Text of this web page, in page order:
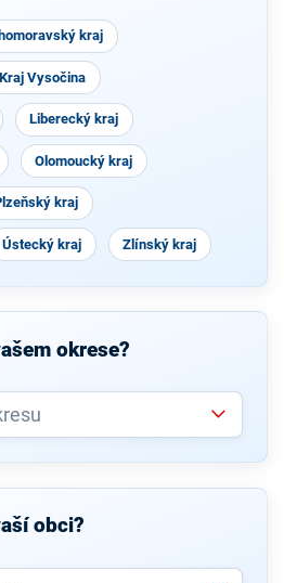
kraj
Kraj Vysočina
Liberecký kraj
Olomoucký kraj
kraj
Ústecký kraj Zlínský kraj
okrese?
obci?